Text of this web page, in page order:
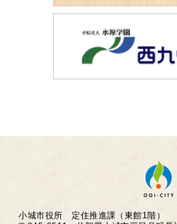
小城市役所 定住推進課（東館1階）